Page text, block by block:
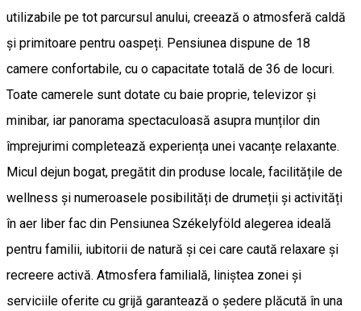
utilizabile pe tot parcursul anului, creează o atmosferă caldă
și primitoare pentru oaspeți. Pensiunea dispune de 18
camere confortabile, cu o capacitate totală de 36 de locuri.
Toate camerele sunt dotate cu baie proprie, televizor și
minibar, iar panorama spectaculoasă asupra munților din
împrejurimi completează experiența unei vacanțe relaxante.
Micul dejun bogat, pregătit din produse locale, facilitățile de
wellness și numeroasele posibilități de drumeții și activități
în aer liber fac din Pensiunea Székelyföld alegerea ideală
pentru familii, iubitorii de natură și cei care caută relaxare și
recreere activă. Atmosfera familială, liniștea zonei și
serviciile oferite cu grijă garantează o ședere plăcută în una